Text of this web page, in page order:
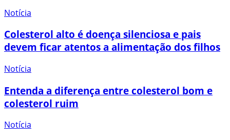
Notícia
Colesterol alto é doença silenciosa e pais
devem ficar atentos a alimentação dos filhos
Notícia
Entenda a diferença entre colesterol bom e
colesterol ruim
Notícia